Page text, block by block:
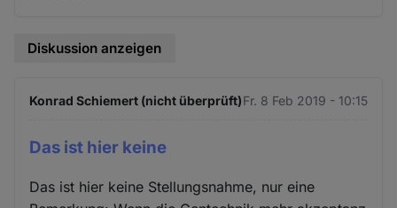
Diskussion anzeigen
Konrad Schiemert (nicht überprüft)Fr. 8 Feb 2019 - 10:15
Das ist hier keine
Das ist hier keine Stellungsnahme, nur eine